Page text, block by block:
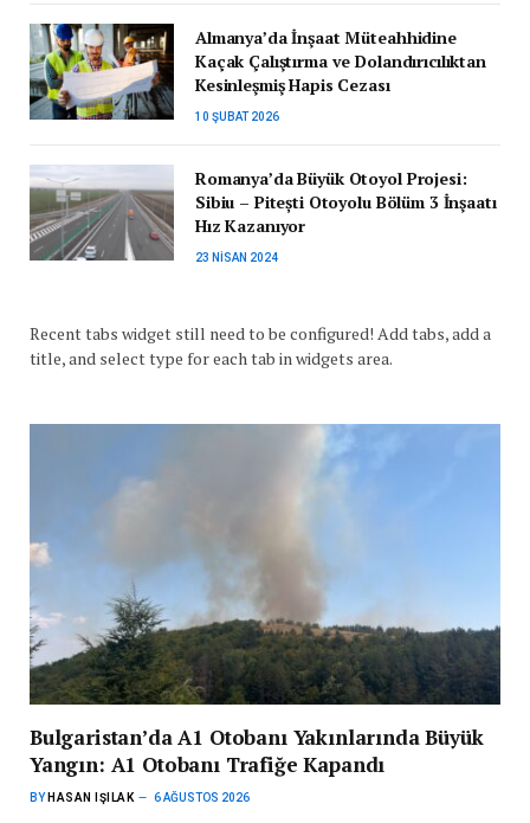
Almanya’da İnşaat Müteahhidine
Kaçak Çalıştırma ve Dolandırıcılıktan
Kesinleşmiş Hapis Cezası
10 ŞUBAT 2026
Romanya’da Büyük Otoyol Projesi:
Sibiu – Pitești Otoyolu Bölüm 3 İnşaatı
Hız Kazanıyor
23 NISAN 2024
Recent tabs widget still need to be configured! Add tabs, add a
title, and select type for each tab in widgets area.
Bulgaristan’da A1 Otobanı Yakınlarında Büyük
Yangın: A1 Otobanı Trafiğe Kapandı
BY HASAN IŞILAK 6 AĞUSTOS 2026